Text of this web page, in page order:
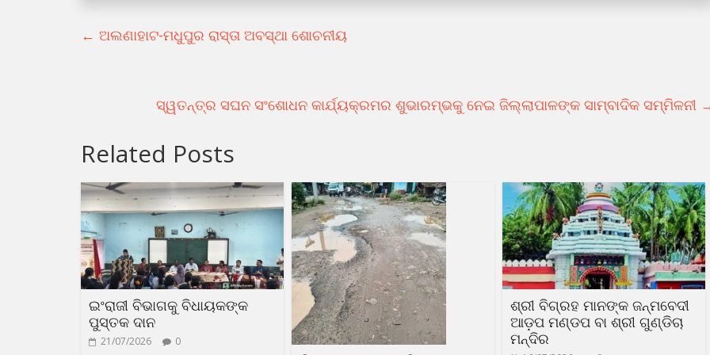
← ଅଲଣାହାଟ-ମଧୁପୁର ରାସ୍ତା ଅବସ୍ଥା ଶୋଚନୀୟ
ସ୍ୱତନ୍ତ୍ର ସଘନ ସଂଶୋଧନ କାର୍ଯ୍ୟକ୍ରମର ଶୁଭାରମ୍ଭକୁ ନେଇ ଜିଲ୍ଲାପାଳଙ୍କ ସାମ୍ବାଦିକ ସମ୍ମିଳନୀ
Related Posts
ଇଂରାଜୀ ବିଭାଗକୁ ବିଧାୟକଙ୍କ
ପୁସ୍ତକ ଦାନ
21/07/2026 0
ଶ୍ରୀ ବିଗ୍ରହ ମାନଙ୍କ ଜନ୍ମବେଦୀ
ଆଡ଼ପ ମଣ୍ଡପ ବା ଶ୍ରୀ ଗୁଣ୍ଡିଚା
ମନ୍ଦିର